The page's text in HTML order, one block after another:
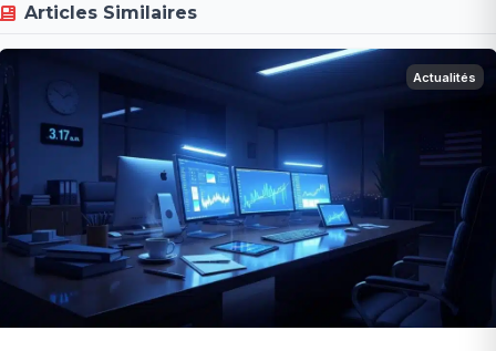
Articles Similaires
Actualités